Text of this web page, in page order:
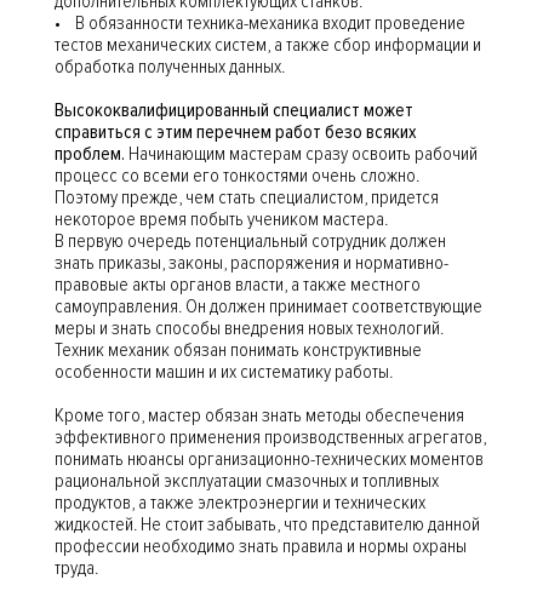
• В обязанности техника-механика входит проведение
тестов механических систем, а также сбор информации и
обработка полученных данных.
Высококвалифицированный специалист может
справиться с этим перечнем работ безо всяких
проблем. Начинающим мастерам сразу освоить рабочий
процесс со всеми его тонкостями очень сложно.
Поэтому прежде, чем стать специалистом, придется
некоторое время побыть учеником мастера.
В первую очередь потенциальный сотрудник должен
знать приказы, законы, распоряжения и нормативно-
правовые акты органов власти, а также местного
самоуправления. Он должен принимает соответствующие
меры и знать способы внедрения новых технологий.
Техник механик обязан понимать конструктивные
особенности машин и их систематику работы.
Кроме того, мастер обязан знать методы обеспечения
эффективного применения производственных агрегатов,
понимать нюансы организационно-технических моментов
рациональной эксплуатации смазочных и топливных
продуктов, а также электроэнергии и технических
жидкостей. Не стоит забывать, что представителю данной
профессии необходимо знать правила и нормы охраны
труда.